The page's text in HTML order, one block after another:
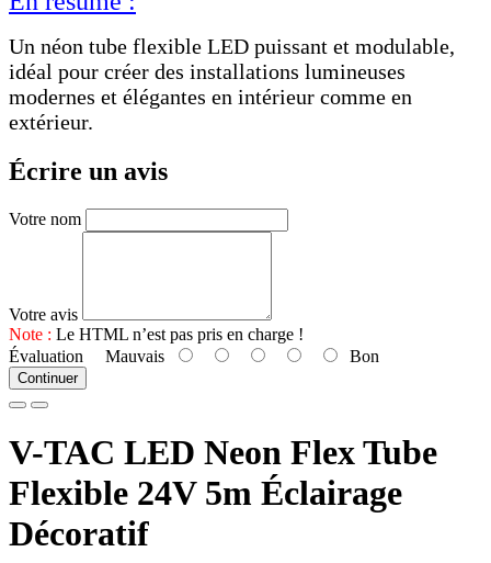
Un néon tube flexible LED puissant et modulable,
idéal pour créer des installations lumineuses
modernes et élégantes en intérieur comme en
extérieur.
Écrire un avis
Votre nom
Votre avis
Note : Le HTML n’est pas pris en charge !
Évaluation Mauvais Bon
Continuer
V-TAC LED Neon Flex Tube
Flexible 24V 5m Éclairage
Décoratif